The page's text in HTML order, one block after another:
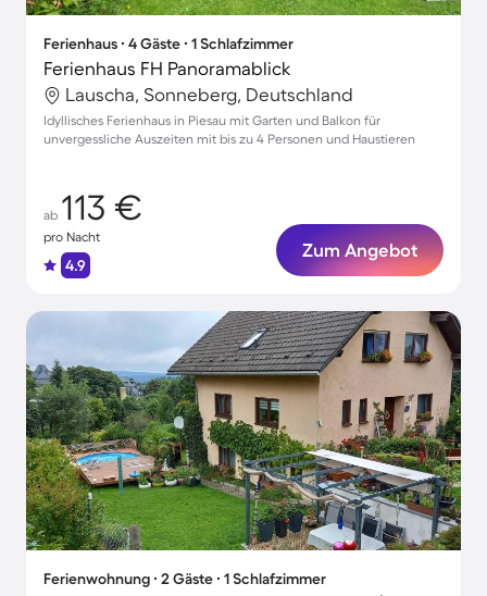
Ferienhaus ∙ 4 Gäste ∙ 1 Schlafzimmer
Ferienhaus FH Panoramablick
Lauscha, Sonneberg, Deutschland
Idyllisches Ferienhaus in Piesau mit Garten und Balkon für
unvergessliche Auszeiten mit bis zu 4 Personen und Haustieren
ab 113 €
pro Nacht
4.9
Zum Angebot
Ferienwohnung ∙ 2 Gäste ∙ 1 Schlafzimmer